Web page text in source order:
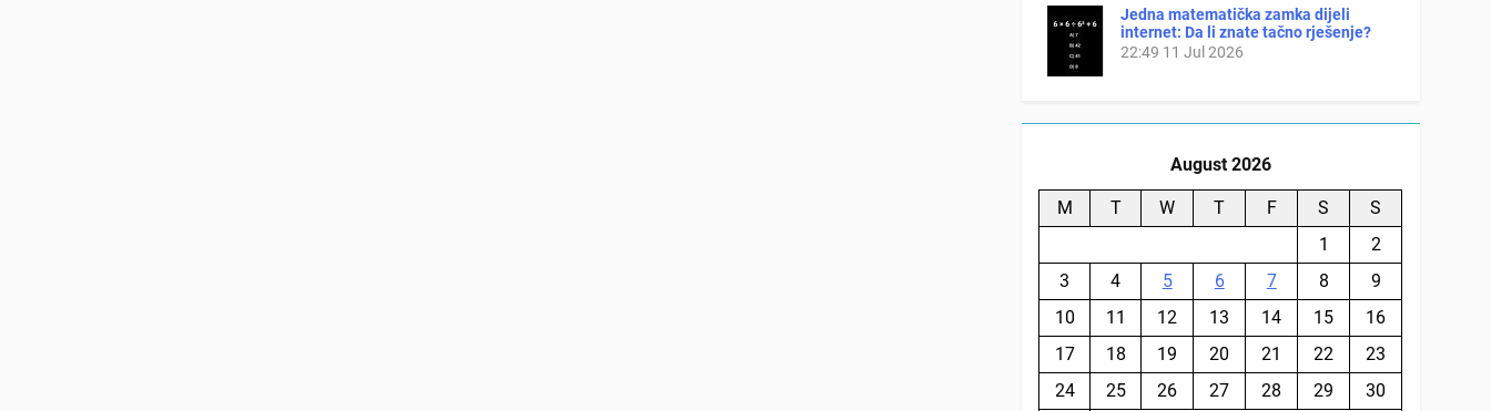
Jedna matematička zamka dijeli
internet: Da li znate tačno rješenje?
22:49 11 Jul 2026
August 2026
M T W T F S
S
1
2
3
4 5 6 7 8
9
10
11 12 13 14 15
16
17
18 19 20 21 22
23
24
25 26 27 28 29 30